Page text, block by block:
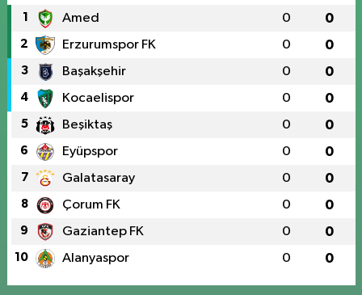
1 Amed 0 0
2 Erzurumspor FK 0 0
3 Başakşehir 0 0
4 Kocaelispor 0 0
5 Beşiktaş 0 0
6 Eyüpspor 0 0
7 Galatasaray 0 0
8 Çorum FK 0 0
9 Gaziantep FK 0 0
10 Alanyaspor 0 0